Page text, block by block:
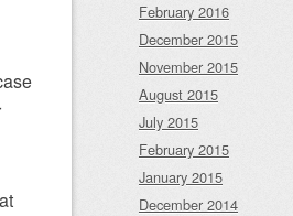
February 2016
December 2015
November 2015
August 2015
July 2015
February 2015
January 2015
December 2014